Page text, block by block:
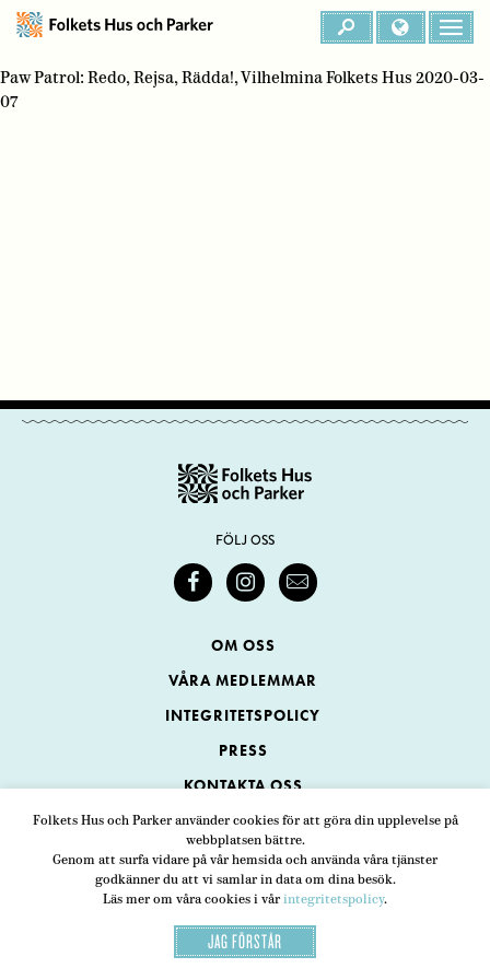
Folkets Hus och Parker använder cookies för att göra din upplevelse på
webbplatsen bättre.
Genom att surfa vidare på vår hemsida och använda våra tjänster
godkänner du att vi samlar in data om dina besök.
Läs mer om våra cookies i vår integritetspolicy.
JAG FÖRSTÅR
Paw Patrol: Redo, Rejsa, Rädda!, Vilhelmina Folkets Hus 2020-03-
07
FÖLJ OSS
OM OSS
VÅRA MEDLEMMAR
INTEGRITETSPOLICY
PRESS
KONTAKTA OSS
Folkets Hus och Parker
ADRESS Swedenborgsgatan 1
118 48 Stockholm
TELEFON 08-452 25 00